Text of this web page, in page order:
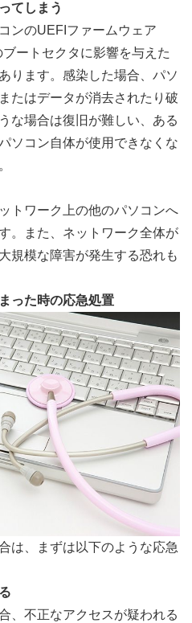
てしまう
ンのUEFIファームウェア
ブートセクタに影響を与えた
ります。感染した場合、パソ
たはデータが消去されたり破
な場合は復旧が難しい、ある
ソコン自体が使用できなくな
トワーク上の他のパソコンへ
。また、ネットワーク全体が
規模な障害が発生する恐れも
った時の応急処置
は、まずは以下のような応急
、不正なアクセスが疑われる